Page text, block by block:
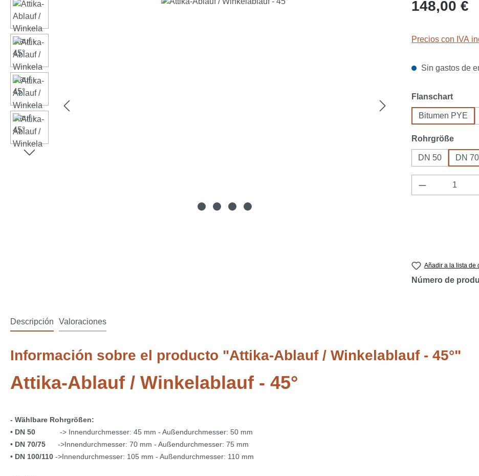
148,00 €
Precios con IVA
Sin gastos de
Seleccione
Flanschart
Bitumen PYE
Seleccione
Rohrgröße
DN 50 DN
Cantidad
Añadir a la lista de
Número de
Descripción Valoraciones
Información sobre el producto "Attika-Ablauf / Winkelablauf - 45°"
Attika-Ablauf / Winkelablauf - 45°
- Wählbare Rohrgrößen:
• DN 50 -> Innendurchmesser: 45 mm - Außendurchmesser: 50 mm
• DN 70/75
->Innendurchmesser: 70 mm - Außendurchmesser: 75 mm
• DN 100/110 ->Innendurchmesser: 105 mm - Außendurchmesser: 110 mm